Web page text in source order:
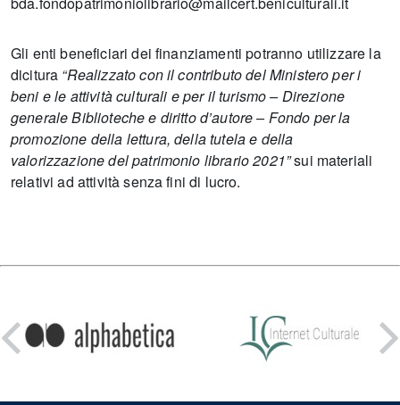
Gli enti beneficiari dei finanziamenti potranno utilizzare la
dicitura “Realizzato con il contributo del Ministero per i
beni e le attività culturali e per il turismo – Direzione
generale Biblioteche e diritto d’autore – Fondo per la
promozione della lettura, della tutela e della
valorizzazione del patrimonio librario 2021”sui materiali
relativi ad attività senza fini di lucro.
su: